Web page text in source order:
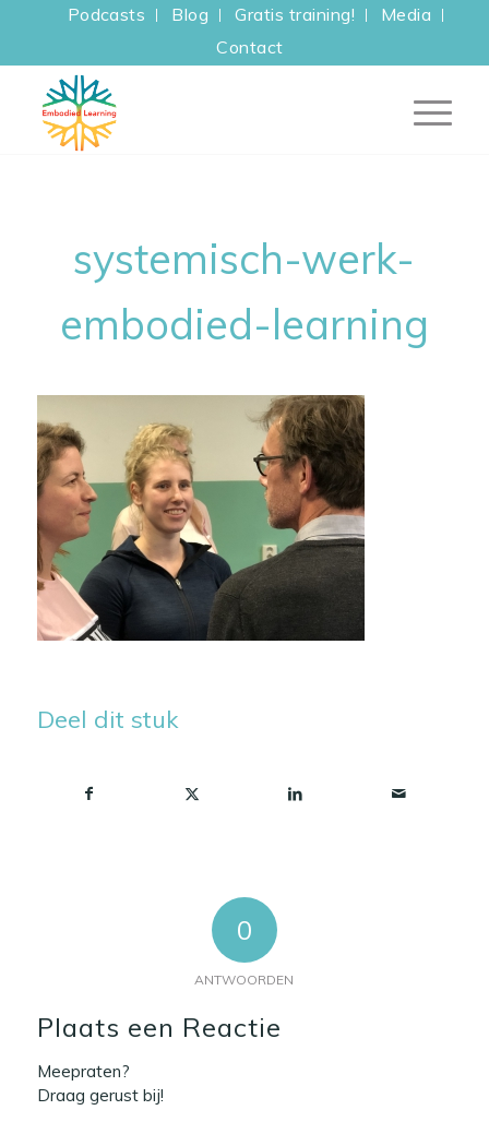
Podcasts Blog Gratis training!
Media
Contact
systemisch-werk-
embodied-learning
Deel dit stuk
0
ANTWOORDEN
Plaats een Reactie
Meepraten?
Draag gerust bij!